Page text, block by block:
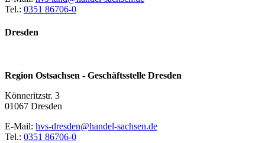
Tel.: 0351 86706-0
Dresden
Region Ostsachsen - Geschäftsstelle Dresden
Könneritzstr. 3
01067 Dresden
E-Mail: hvs-dresden@handel-sachsen.de
Tel.: 0351 86706-0